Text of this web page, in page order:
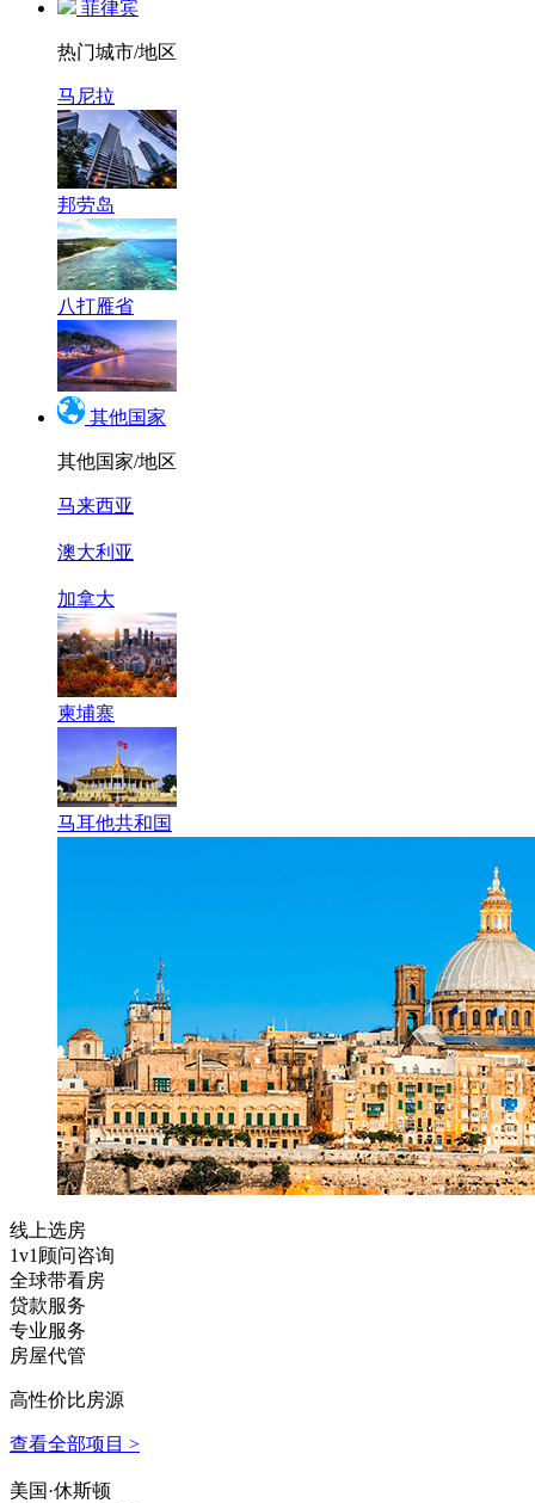
菲律宾
热门城市/地区
马尼拉
邦劳岛
八打雁省
其他国家
其他国家/地区
马来西亚
澳大利亚
加拿大
柬埔寨
马耳他共和国
线上选房
1v1顾问咨询
全球带看房
贷款服务
专业服务
房屋代管
高性价比房源
查看全部项目 >
美国·休斯顿